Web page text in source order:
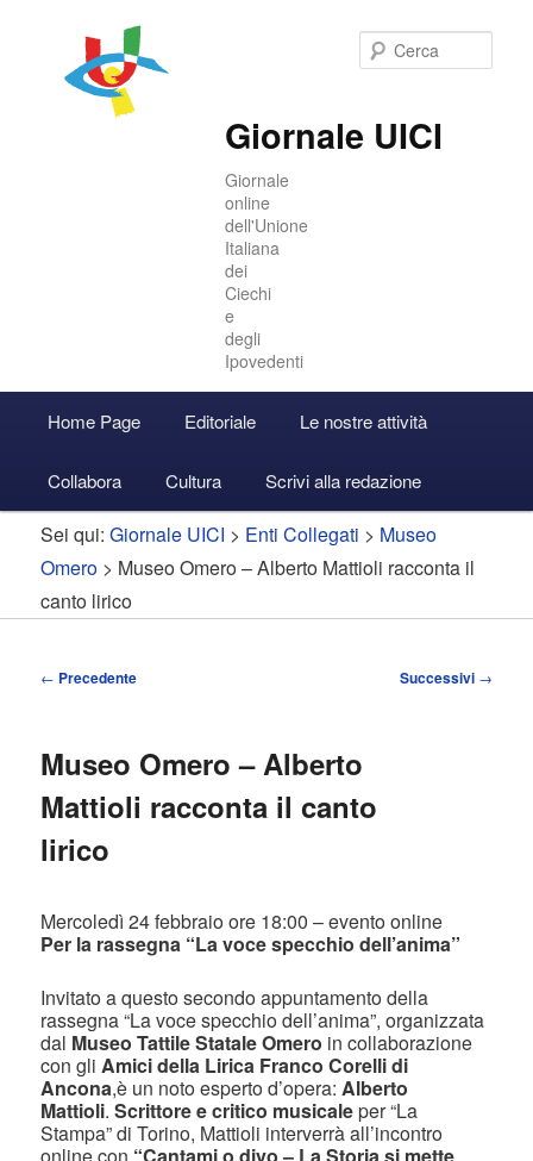
Giornale UICI
Giornale
online
dell'Unione
Italiana
dei
Ciechi
e
degli
Ipovedenti
principale
Vai
al
contenuto
principale
Vai
al
contenuto
secondario
Accedi
Home Page Editoriale Le nostre attività
Collabora Cultura Scrivi alla redazione
Sei qui:Giornale UICI > Enti Collegati > Museo
Omero > Museo Omero – Alberto Mattioli racconta il
canto lirico
Navigazione
← Precedente Successivi →
Museo Omero – Alberto
Mattioli racconta il canto
lirico
Mercoledì 24 febbraio ore 18:00 – evento online
Per la rassegna “La voce specchio dell’anima”
Invitato a questo secondo appuntamento della
rassegna “La voce specchio dell’anima”, organizzata
dal Museo Tattile Statale Omero in collaborazione
con gliAmici della Lirica Franco Corelli di
Ancona,è un noto esperto d’opera:Alberto
Mattioli.Scrittore e critico musicaleper “La
Stampa” di Torino, Mattioli interverrà all’incontro